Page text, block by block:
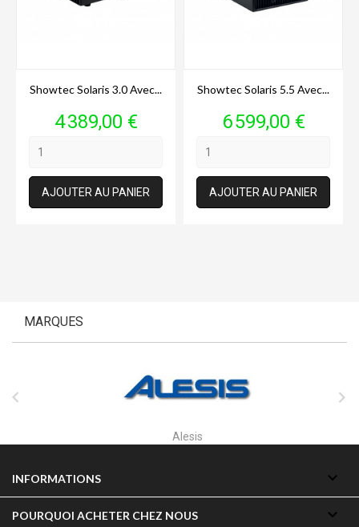
Showtec Solaris 3.0 Avec...
Prix
4 389,00 €
AJOUTER AU PANIER
Showtec Solaris 5.5 Avec...
Prix
6 599,00 €
AJOUTER AU PANIER
MARQUES

Alesis

INFORMATIONS 
POURQUOI ACHETER CHEZ NOUS 